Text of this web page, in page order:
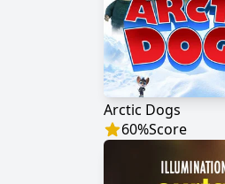
Arctic Dogs
60%Score